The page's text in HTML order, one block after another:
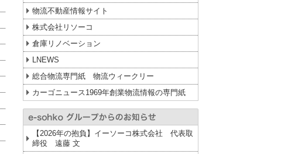
物流不動産情報サイト
株式会社リソーコ
倉庫リノベーション
LNEWS
総合物流専門紙 物流ウィークリー
カーゴニュース1969年創業物流情報の専門紙
【2026年の抱負】イーソーコ株式会社 代表取
締役 遠藤 文